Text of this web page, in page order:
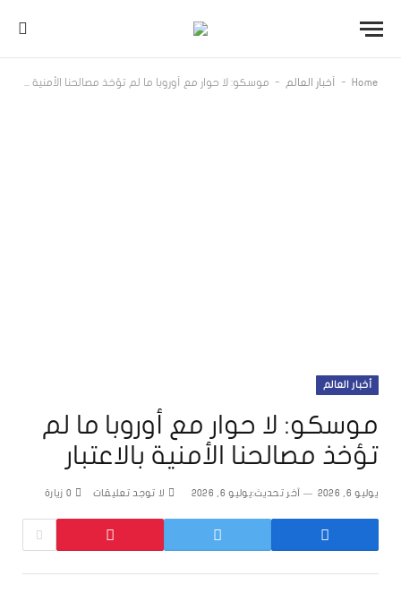
Home
- أخبار العالم - موسكو: لا حوار مع أوروبا ما لم تؤخذ مصالحنا الأمنية بالاعتبار
أخبار العالم
موسكو: لا حوار مع أوروبا ما لم
تؤخذ مصالحنا الأمنية بالاعتبار
يوليو 6, 2026 آخر تحديث:يوليو 6, 2026 لا توجد تعليقات 0 زيارة